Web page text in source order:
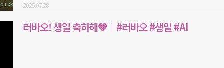
2025.07.28
러바오! 생일 축하해💚｜#러바오 #생일 #AI